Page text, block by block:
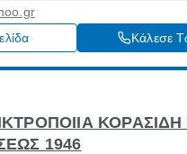
Θεσσαλονίκη, 57001
Κάλεσε
ΚΟΡΑΣΙΔΗ
1946